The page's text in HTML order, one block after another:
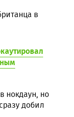
в
нокдаун, но
добил